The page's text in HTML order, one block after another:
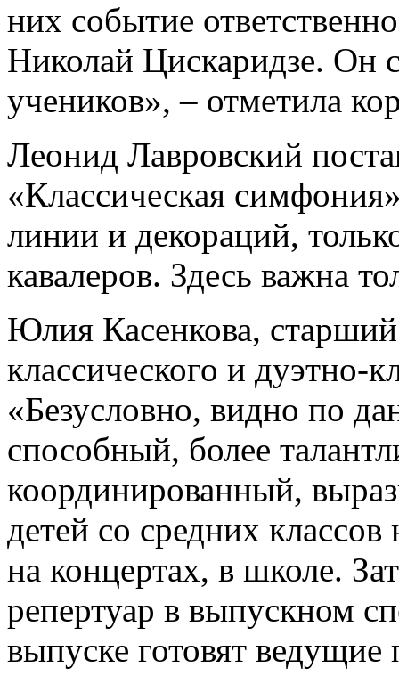
них событие
Николай Цискаридзе. Он
учеников», – отметила
Леонид Лавровский
«Классическая
линии и декораций,
кавалеров. Здесь важна
Юлия Касенкова,
классического и дуэтно-
«Безусловно, видно по
способный, более
координированный,
детей со средних
на концертах, в школе.
репертуар в выпускном
выпуске готовят ведущие